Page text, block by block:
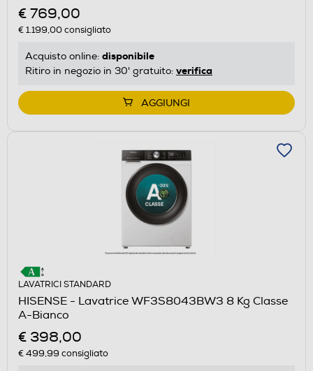
€ 769,00
€ 1.199,00consigliato
Acquisto online: disponibile
Ritiro in negozio in 30' gratuito: verifica
AGGIUNGI
LAVATRICI STANDARD
HISENSE - Lavatrice WF3S8043BW3 8 Kg Classe
A-Bianco
€ 398,00
€ 499,99 consigliato